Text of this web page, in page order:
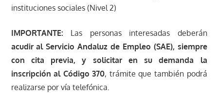
instituciones sociales (Nivel 2)
IMPORTANTE: Las personas interesadas deberán
acudir al Servicio Andaluz de Empleo (SAE), siempre
con cita previa, y solicitar en su demanda la
inscripción al Código 370, trámite que también podrá
realizarse por vía telefónica.